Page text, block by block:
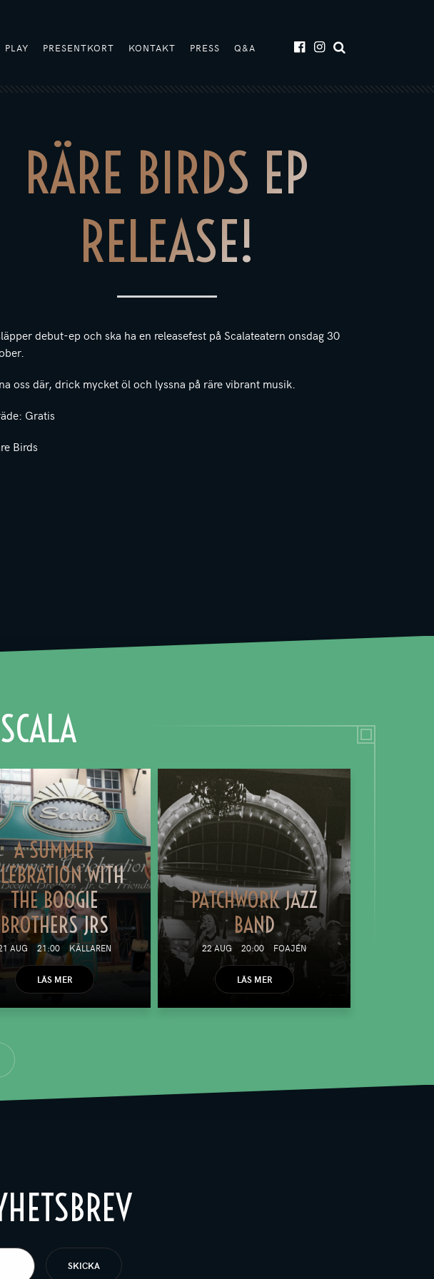
PLAY PRESENTKORT KONTAKT PRESS Q&A
RÄRE BIRDS EP
RELEASE!
debut-ep och ska ha en releasefest på Scalateatern onsdag 30
oss där, drick mycket öl och lyssna på räre vibrant musik.
Gratis
Birds
A SUMMER
WITH
THE BOOGIE
BROTHERS JRS
AUG 21:00 KÄLLAREN
LÄS MER
PATCHWORK JAZZ
BAND
22 AUG 20:00 FOAJÉN
LÄS MER